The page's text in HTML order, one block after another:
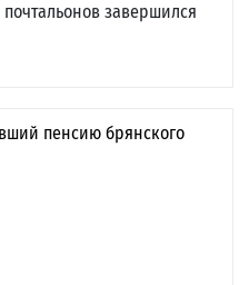
завершился